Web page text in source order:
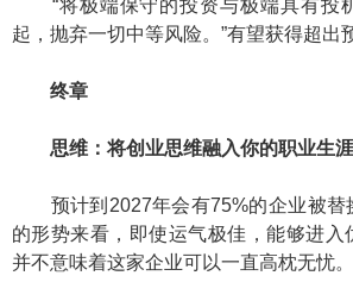
“将极端保守的投资与极端具有投
起，抛弃一切中等风险。”有望获得超出
终章
思维：将创业思维融入你的职业生涯
预计到2027年会有75%的企业被替
的形势来看，即使运气极佳，能够进入
并不意味着这家企业可以一直高枕无忧。